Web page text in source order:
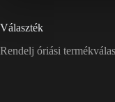
Választék
Rendelj óriási